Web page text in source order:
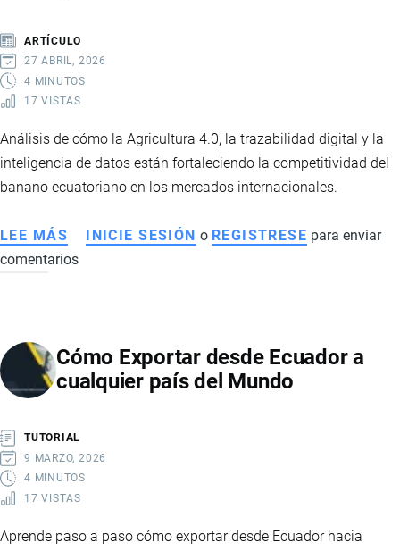
FORTALECE
A
AGRICULTURA
ARTÍCULO
27 ABRIL, 2026
4 MINUTOS
17 VISTAS
Análisis de cómo la Agricultura 4.0, la trazabilidad digital y la
inteligencia de datos están fortaleciendo la competitividad del
banano ecuatoriano en los mercados internacionales.
LEE MÁS SOBRE
TRANSFORMACIÓN
ECUATORIANO:
AGRICULTURA
Y
COMPETITIVIDAD
GLOBAL
INICIE SESIÓN o REGISTRESE para enviar
comentarios
Cómo Exportar desde Ecuador a
cualquier país del Mundo
TUTORIAL
9 MARZO, 2026
4 MINUTOS
17 VISTAS
Aprende paso a paso cómo exportar desde Ecuador hacia